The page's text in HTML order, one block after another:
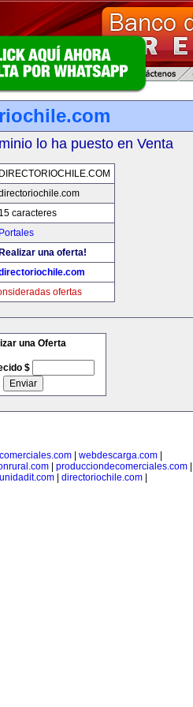
lo ha puesto en Venta
DIRECTORIOCHILE.COM
15 caracteres
Portales
Realizar una oferta!
ofertas
una Oferta
$
| webdescarga.com|
producciondecomerciales.com
| directoriochile.com|